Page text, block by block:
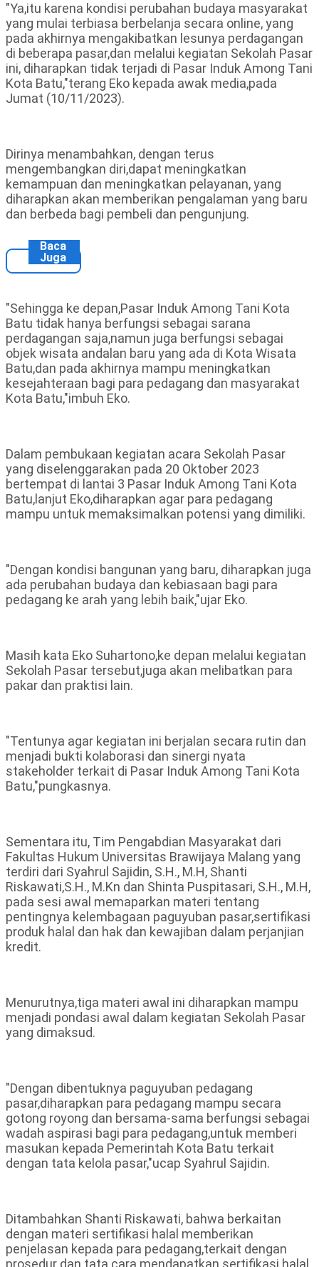
"Ya,itu karena kondisi perubahan budaya masyarakat
yang mulai terbiasa berbelanja secara online, yang
pada akhirnya mengakibatkan lesunya perdagangan
di beberapa pasar,dan melalui kegiatan Sekolah Pasar
ini, diharapkan tidak terjadi di Pasar Induk Among Tani
Kota Batu,"terang Eko kepada awak media,pada
Jumat (10/11/2023).
Dirinya menambahkan, dengan terus
mengembangkan diri,dapat meningkatkan
kemampuan dan meningkatkan pelayanan, yang
diharapkan akan memberikan pengalaman yang baru
dan berbeda bagi pembeli dan pengunjung.
Baca
Juga
"Sehingga ke depan,Pasar Induk Among Tani Kota
Batu tidak hanya berfungsi sebagai sarana
perdagangan saja,namun juga berfungsi sebagai
objek wisata andalan baru yang ada di Kota Wisata
Batu,dan pada akhirnya mampu meningkatkan
kesejahteraan bagi para pedagang dan masyarakat
Kota Batu,"imbuh Eko.
Dalam pembukaan kegiatan acara Sekolah Pasar
yang diselenggarakan pada 20 Oktober 2023
bertempat di lantai 3 Pasar Induk Among Tani Kota
Batu,lanjut Eko,diharapkan agar para pedagang
mampu untuk memaksimalkan potensi yang dimiliki.
"Dengan kondisi bangunan yang baru, diharapkan juga
ada perubahan budaya dan kebiasaan bagi para
pedagang ke arah yang lebih baik,"ujar Eko.
Masih kata Eko Suhartono,ke depan melalui kegiatan
Sekolah Pasar tersebut,juga akan melibatkan para
pakar dan praktisi lain.
"Tentunya agar kegiatan ini berjalan secara rutin dan
menjadi bukti kolaborasi dan sinergi nyata
stakeholder terkait di Pasar Induk Among Tani Kota
Batu,"pungkasnya.
Sementara itu, Tim Pengabdian Masyarakat dari
Fakultas Hukum Universitas Brawijaya Malang yang
terdiri dari Syahrul Sajidin, S.H., M.H, Shanti
Riskawati,S.H., M.Kn dan Shinta Puspitasari, S.H., M.H,
pada sesi awal memaparkan materi tentang
pentingnya kelembagaan paguyuban pasar,sertifikasi
produk halal dan hak dan kewajiban dalam perjanjian
kredit.
Menurutnya,tiga materi awal ini diharapkan mampu
menjadi pondasi awal dalam kegiatan Sekolah Pasar
yang dimaksud.
"Dengan dibentuknya paguyuban pedagang
pasar,diharapkan para pedagang mampu secara
gotong royong dan bersama-sama berfungsi sebagai
wadah aspirasi bagi para pedagang,untuk memberi
masukan kepada Pemerintah Kota Batu terkait
dengan tata kelola pasar,"ucap Syahrul Sajidin.
Ditambahkan Shanti Riskawati, bahwa berkaitan
dengan materi sertifikasi halal memberikan
penjelasan kepada para pedagang,terkait dengan
prosedur dan tata cara mendapatkan sertifikasi halal